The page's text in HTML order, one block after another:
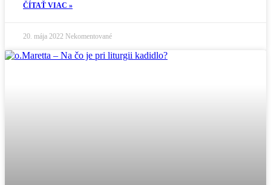
ČÍTAŤ VIAC »
20. mája 2022 Nekomentované